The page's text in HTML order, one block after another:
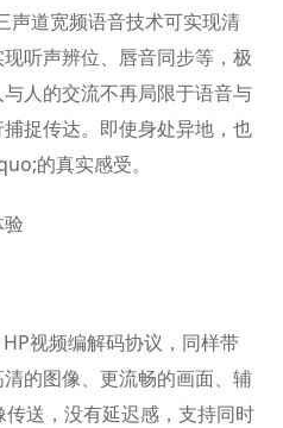
声道宽频语音技术可实现清
听声辨位、唇音同步等，极
人的交流不再局限于语音与
捉传达。即使身处异地，也
的真实感受。
视频编解码协议，同样带
的图像、更流畅的画面、辅
送，没有延迟感，支持同时